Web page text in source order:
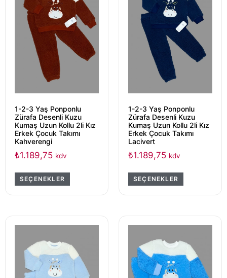
1-2-3 Yaş Ponponlu
Zürafa Desenli Kuzu
Kumaş Uzun Kollu 2li Kız
Erkek Çocuk Takımı
Kahverengi
₺1.189,75 kdv
SEÇENEKLER
1-2-3 Yaş Ponponlu
Zürafa Desenli Kuzu
Kumaş Uzun Kollu 2li Kız
Erkek Çocuk Takımı
Lacivert
₺1.189,75 kdv
SEÇENEKLER